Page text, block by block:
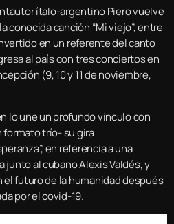
ítalo-argentino Piero vuelve
conocida canción “Mi viejo”, entre
en un referente del canto
al país con tres conciertos en
(9, 10 y 11 de noviembre,
lo une un profundo vínculo con
trío- su gira
en referencia a una
junto al cubano Alexis Valdés, y
el futuro de la humanidad después
por el covid-19.